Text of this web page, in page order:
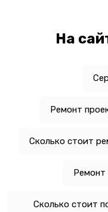
На
Ремонт
Сколько стоит
Ремонт
Сколько стоит